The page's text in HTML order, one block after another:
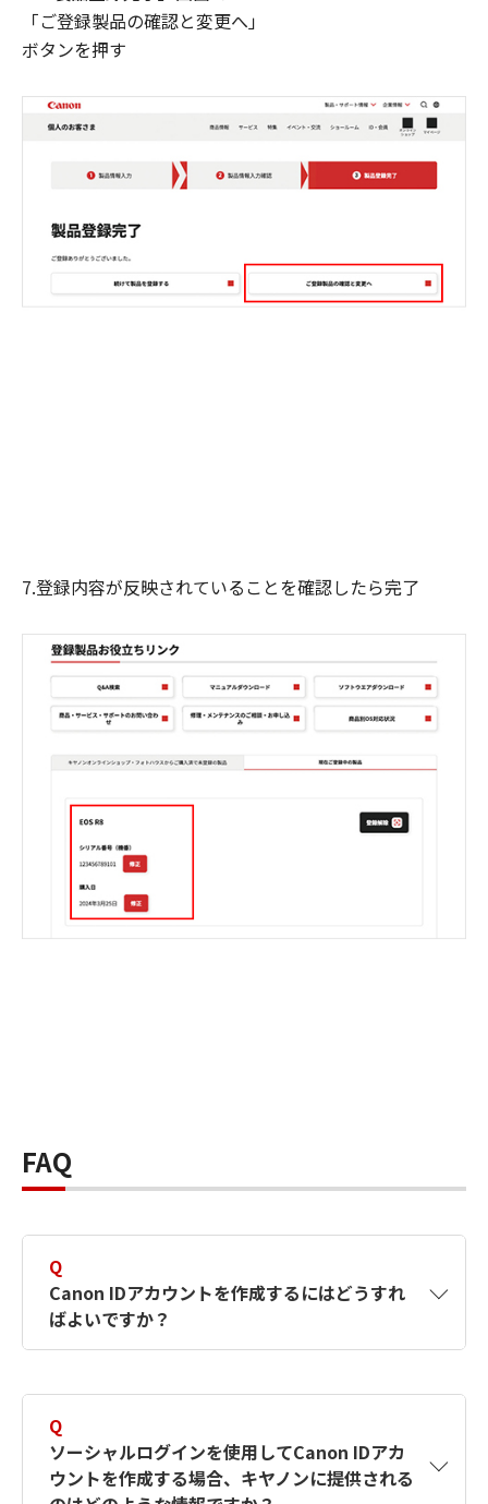
「ご登録製品の確認と変更へ」
ボタンを押す
7.登録内容が反映されていることを確認したら完了
FAQ
Q
Canon IDアカウントを作成するにはどうすれ
ばよいですか？
す。詳しい作成方法は【カメラ】Canon IDとは
何ですか？Canon IDの作成方法は？をご確認く
Q
ソーシャルログインを使用してCanon IDアカ
ウントを作成する場合、キヤノンに提供される